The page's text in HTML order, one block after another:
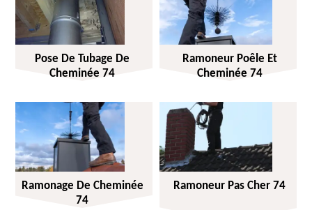
Pose De Tubage De
Cheminée 74
Ramoneur Poêle Et
Cheminée 74
Ramonage De Cheminée
74
Ramoneur Pas Cher 74